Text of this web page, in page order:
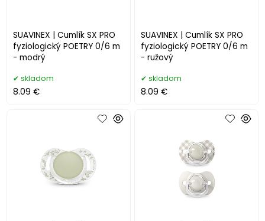
SUAVINEX | Cumlík SX PRO
fyziologický POETRY 0/6 m
- modrý
skladom
8.09 €
SUAVINEX | Cumlík SX PRO
fyziologický POETRY 0/6 m
- ružový
skladom
8.09 €